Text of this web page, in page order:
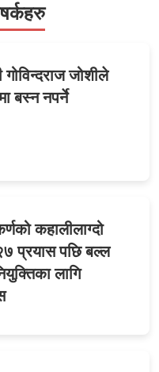
गोविन्दराज जोशीले
बस्न नपर्ने
कहालीलाग्दो
प्रयास पछि बल्ल
लागि